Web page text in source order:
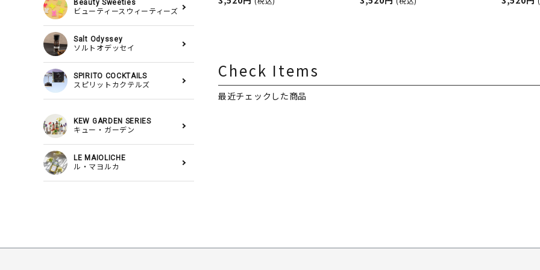
Beauty Sweeties
ビューティースウィーティーズ
Salt Odyssey
ソルトオデッセイ
SPIRITO COCKTAILS
スピリットカクテルズ
KEW GARDEN SERIES
キュー・ガーデン
LE MAIOLICHE
ル・マヨルカ
Check Items
最近チェックした商品